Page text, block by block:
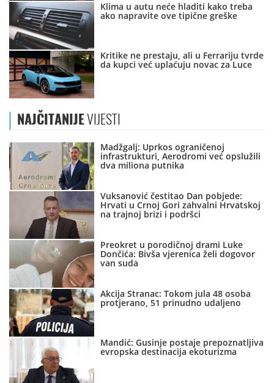
Klima u autu neće hladiti kako treba
ako napravite ove tipične greške
Kritike ne prestaju, ali u Ferrariju tvrde
da kupci već uplaćuju novac za Luce
NAJČITANIJEVIJESTI
Madžgalj: Uprkos ograničenoj
infrastrukturi, Aerodromi već opslužili
dva miliona putnika
Vuksanović čestitao Dan pobjede:
Hrvati u Crnoj Gori zahvalni Hrvatskoj
na trajnoj brizi i podršci
Preokret u porodičnoj drami Luke
Dončića: Bivša vjerenica želi dogovor
van suda
Akcija Stranac: Tokom jula 48 osoba
protjerano, 51 prinudno udaljeno
Mandić: Gusinje postaje prepoznatljiva
evropska destinacija ekoturizma